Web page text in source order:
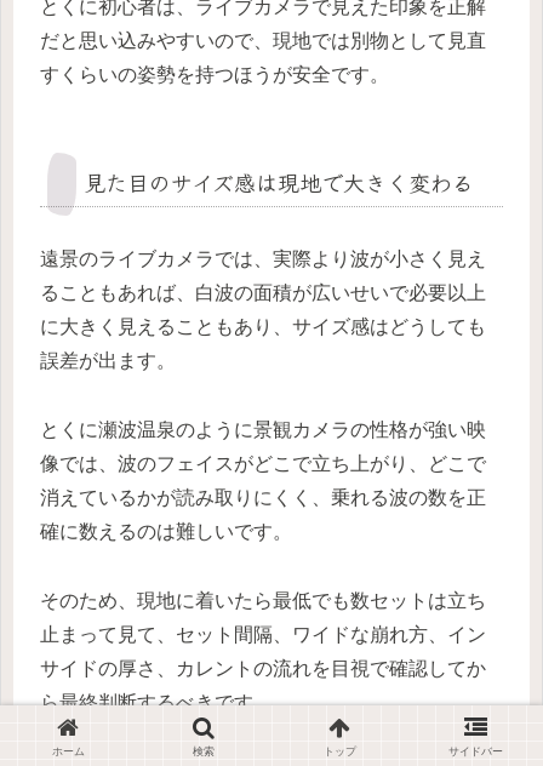
とくに初心者は、ライブカメラで見えた印象を正解
だと思い込みやすいので、現地では別物として見直
すくらいの姿勢を持つほうが安全です。
見た目のサイズ感は現地で大きく変わる
遠景のライブカメラでは、実際より波が小さく見え
ることもあれば、白波の面積が広いせいで必要以上
に大きく見えることもあり、サイズ感はどうしても
誤差が出ます。
とくに瀬波温泉のように景観カメラの性格が強い映
像では、波のフェイスがどこで立ち上がり、どこで
消えているかが読み取りにくく、乗れる波の数を正
確に数えるのは難しいです。
そのため、現地に着いたら最低でも数セットは立ち
止まって見て、セット間隔、ワイドな崩れ方、イン
サイドの厚さ、カレントの流れを目視で確認してか
ら最終判断するべきです。
ホーム 検索 トップ サイドバー